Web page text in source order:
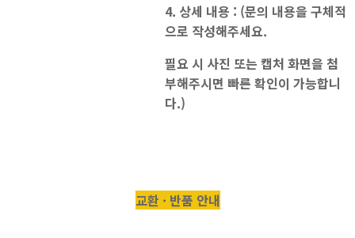
4. 상세 내용 : (문의 내용을 구체적
으로 작성해주세요.
필요 시 사진 또는 캡처 화면을 첨
부해주시면 빠른 확인이 가능합니
다.)
교환 · 반품 안내